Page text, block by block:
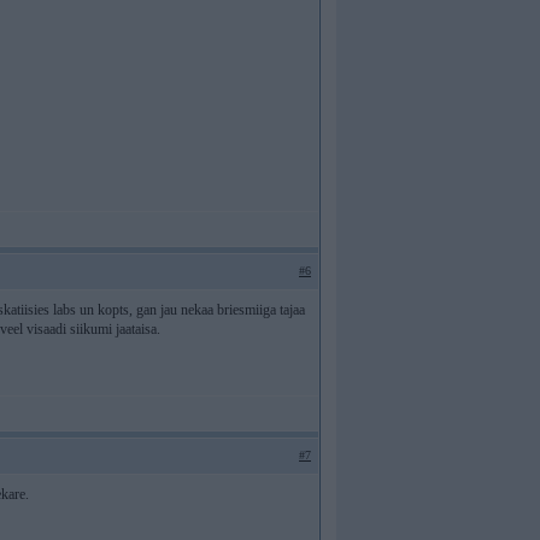
#6
labs un kopts, gan jau nekaa briesmiiga tajaa
visaadi siikumi jaataisa.
#7